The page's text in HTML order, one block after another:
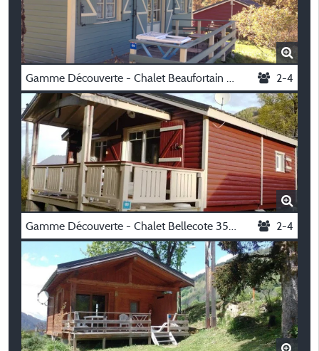
Gamme Découverte - Chalet Beaufortain 29M² 2 Slaapkamers + Terras 12M² 2-4
Gamme Découverte - Chalet Bellecote 35M² 2 Slaapkamers + Terras 12M² 2-4